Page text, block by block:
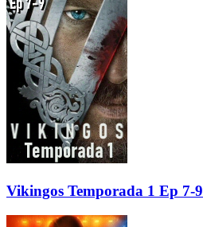
Vikingos Temporada 1 Ep 7-9